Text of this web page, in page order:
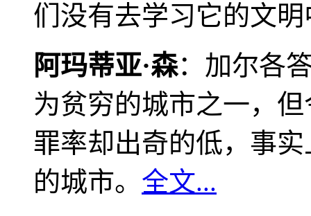
们没有去学习它的文
阿玛蒂亚·森：加尔各
为贫穷的城市之一，
罪率却出奇的低，事
的城市。 全文...